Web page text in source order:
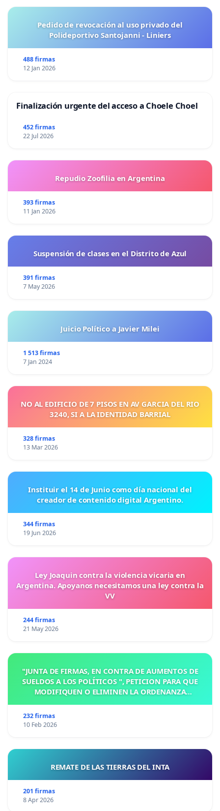
Pedido de revocación al uso privado del
Polideportivo Santojanni - Liniers
488 firmas
12 Jan 2026
Finalización urgente del acceso a Choele Choel
452 firmas
22 Jul 2026
Repudio Zoofilia en Argentina
393 firmas
11 Jan 2026
Suspensión de clases en el Distrito de Azul
391 firmas
7 May 2026
Juicio Político a Javier Milei
1 513 firmas
7 Jan 2024
NO AL EDIFICIO DE 7 PISOS EN AV GARCIA DEL RIO
3240, SI A LA IDENTIDAD BARRIAL
328 firmas
13 Mar 2026
Instituir el 14 de Junio como día nacional del
creador de contenido digital Argentino.
344 firmas
19 Jun 2026
Ley Joaquin contra la violencia vicaria en
Argentina. Apoyanos necesitamos una ley contra la
VV
244 firmas
21 May 2026
"JUNTA DE FIRMAS, EN CONTRA DE AUMENTOS DE
SUELDOS A LOS POLÍTICOS ", PETICION PARA QUE
MODIFIQUEN O ELIMINEN LA ORDENANZA
232 firmas
10 Feb 2026
REMATE DE LAS TIERRAS DEL INTA
201 firmas
8 Apr 2026